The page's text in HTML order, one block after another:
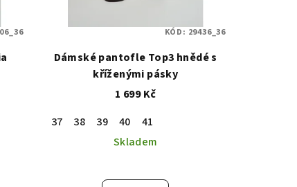
Dámské pantofle Top3 hnědé s
kříženými pásky
1 699 Kč
37
38 39 40
41
Skladem
KÓD: 29436_36